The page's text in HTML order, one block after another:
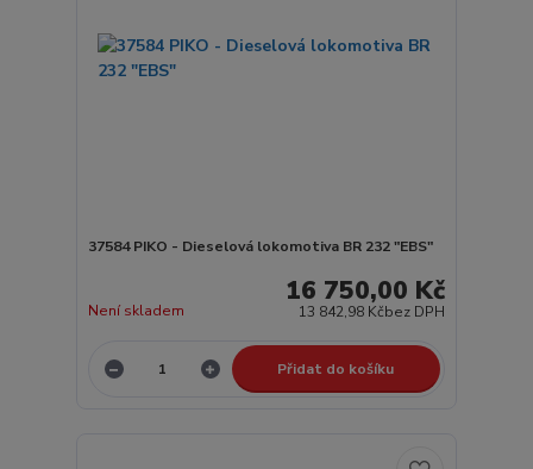
37584 PIKO - Dieselová lokomotiva BR 232 "EBS"
16 750,00 Kč
13 842,98 Kčbez DPH
Není skladem
Přidat do košíku